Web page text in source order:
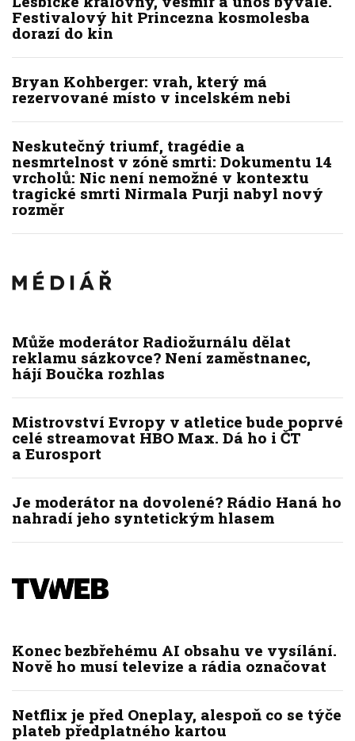
Festivalový hit Princezna kosmolesba
dorazí do kin
Bryan Kohberger: vrah, který má
rezervované místo v incelském nebi
Neskutečný triumf, tragédie a
nesmrtelnost v zóně smrti: Dokumentu 14
vrcholů: Nic není nemožné v kontextu
tragické smrti Nirmala Purji nabyl nový
rozměr
Může moderátor Radiožurnálu dělat
reklamu sázkovce? Není zaměstnanec,
hájí Boučka rozhlas
Mistrovství Evropy v atletice bude poprvé
celé streamovat HBO Max. Dá ho i ČT
a Eurosport
Je moderátor na dovolené? Rádio Haná ho
nahradí jeho syntetickým hlasem
Konec bezbřehému AI obsahu ve vysílání.
Nově ho musí televize a rádia označovat
Netflix je před Oneplay, alespoň co se týče
plateb předplatného kartou